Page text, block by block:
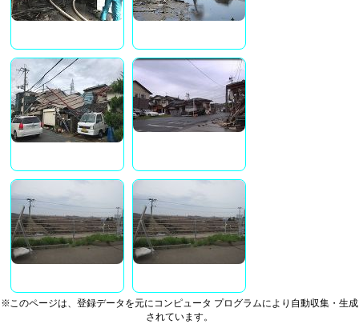
※このページは、登録データを元にコンピュータ プログラムにより自動収集・生成
されています。